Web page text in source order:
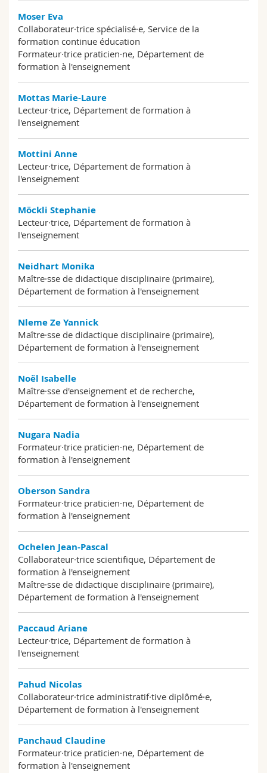
Moser Eva
Collaborateur·trice spécialisé·e, Service de la
formation continue éducation
Formateur·trice praticien·ne, Département de
formation à l'enseignement
Mottas Marie-Laure
Lecteur·trice, Département de formation à
l'enseignement
Mottini Anne
Lecteur·trice, Département de formation à
l'enseignement
Möckli Stephanie
Lecteur·trice, Département de formation à
l'enseignement
Neidhart Monika
Maître·sse de didactique disciplinaire (primaire),
Département de formation à l'enseignement
Nleme Ze Yannick
Maître·sse de didactique disciplinaire (primaire),
Département de formation à l'enseignement
Noël Isabelle
Maître·sse d'enseignement et de recherche,
Département de formation à l'enseignement
Nugara Nadia
Formateur·trice praticien·ne, Département de
formation à l'enseignement
Oberson Sandra
Formateur·trice praticien·ne, Département de
formation à l'enseignement
Ochelen Jean-Pascal
Collaborateur·trice scientifique, Département de
formation à l'enseignement
Maître·sse de didactique disciplinaire (primaire),
Département de formation à l'enseignement
Paccaud Ariane
Lecteur·trice, Département de formation à
l'enseignement
Pahud Nicolas
Collaborateur·trice administratif·tive diplômé·e,
Département de formation à l'enseignement
Panchaud Claudine
Formateur·trice praticien·ne, Département de
formation à l'enseignement